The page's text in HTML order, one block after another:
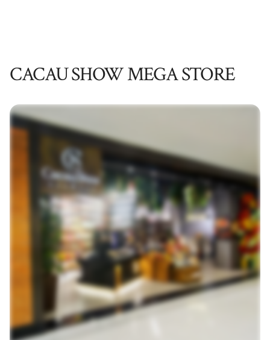
CACAU SHOW MEGA STORE